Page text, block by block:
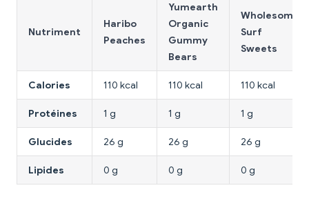
Nutriment
Haribo
Peaches
Yumearth
Organic
Gummy
Bears
Wholesome
Surf
Sweets
Calories 110 kcal 110 kcal 110 kcal
Protéines 1 g 1 g 1 g
Glucides 26 g 26 g 26 g
Lipides 0 g 0 g 0 g